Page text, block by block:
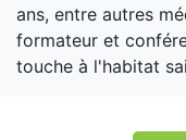
ans, entre autres
formateur et
touche à l'habitat